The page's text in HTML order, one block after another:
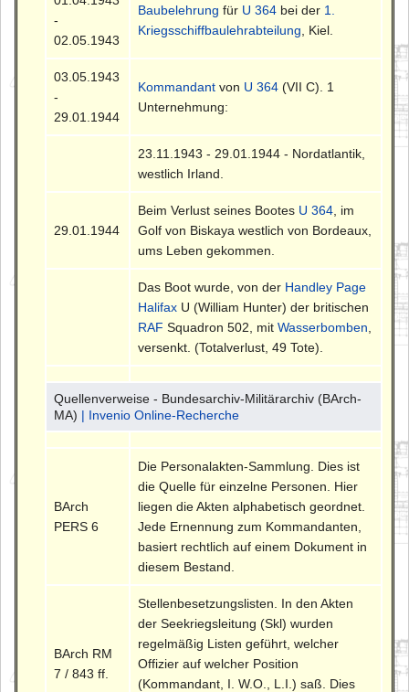
-
02.05.1943
Baubelehrung für U 364 bei der 1.
Kriegsschiffbaulehrabteilung , Kiel.
03.05.1943
-
29.01.1944
Kommandant von U 364 (VII C). 1
Unternehmung:
23.11.1943 - 29.01.1944 - Nordatlantik,
westlich Irland.
29.01.1944
Beim Verlust seines Bootes U 364 , im
Golf von Biskaya westlich von Bordeaux,
ums Leben gekommen.
Das Boot wurde, von der Handley Page
Halifax U (William Hunter) der britischen
RAF Squadron 502, mitWasserbomben
versenkt. (Totalverlust, 49 Tote).
Quellenverweise - Bundesarchiv-Militärarchiv (BArch-
MA) | Invenio Online-Recherche
BArch
PERS 6
Die Personalakten-Sammlung. Dies ist
die Quelle für einzelne Personen. Hier
liegen die Akten alphabetisch geordnet.
Jede Ernennung zum Kommandanten,
basiert rechtlich auf einem Dokument in
diesem Bestand.
BArch RM
7 / 843 ff.
Stellenbesetzungslisten. In den Akten
der Seekriegsleitung (Skl) wurden
regelmäßig Listen geführt, welcher
Offizier auf welcher Position
(Kommandant, I. W.O., L.I.) saß. Dies